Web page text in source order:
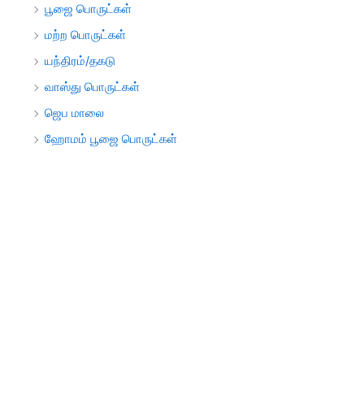
பூஜை பொருட்கள்
மற்ற பொருட்கள்
யந்திரம்/தகடு
வாஸ்து பொருட்கள்
ஜெப மாலை
ஹோமம் பூஜை பொருட்கள்